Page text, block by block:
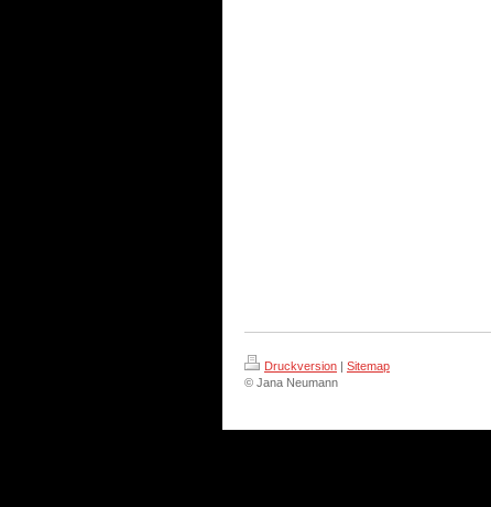
Druckversion | Sitemap
© Jana Neumann